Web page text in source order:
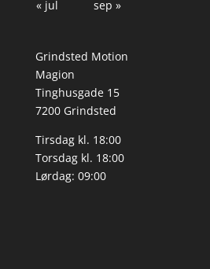
« jul
sep »
Grindsted Motion
Magion
Tinghusgade 15
7200 Grindsted
Tirsdag kl. 18:00
Torsdag kl. 18:00
Lørdag: 09:00